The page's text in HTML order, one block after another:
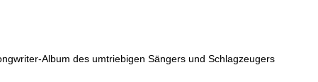
Album des umtriebigen Sängers und Schlagzeugers